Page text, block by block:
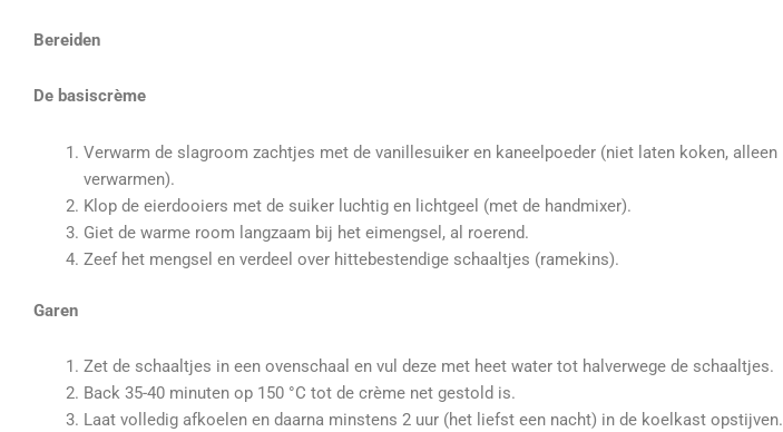
Bereiden
De basiscrème
Verwarm de slagroom zachtjes met de vanillesuiker en kaneelpoeder (niet laten koken, alleen
verwarmen).
Klop de eierdooiers met de suiker luchtig en lichtgeel (met de handmixer).
Giet de warme room langzaam bij het eimengsel, al roerend.
Zeef het mengsel en verdeel over hittebestendige schaaltjes (ramekins).
Garen
Zet de schaaltjes in een ovenschaal en vul deze met heet water tot halverwege de schaaltjes.
Back 35-40 minuten op 150 °C tot de crème net gestold is.
Laat volledig afkoelen en daarna minstens 2 uur (het liefst een nacht) in de koelkast opstijven.